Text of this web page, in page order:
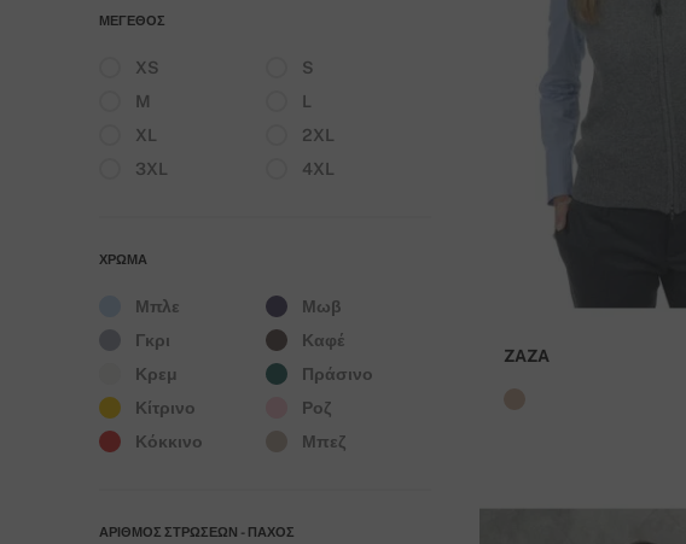
ΜΈΓΕΘΟΣ
XS
S
M
L
XL
2XL
3XL
4XL
ΧΡΏΜΑ
Μπλε
Μωβ
Γκρι
Καφέ
Κρεμ
Πράσινο
Κίτρινο
Ροζ
Κόκκινο
Μπεζ
ΑΡΙΘΜΌΣ ΣΤΡΏΣΕΩΝ - ΠΆΧΟΣ
ZAZA